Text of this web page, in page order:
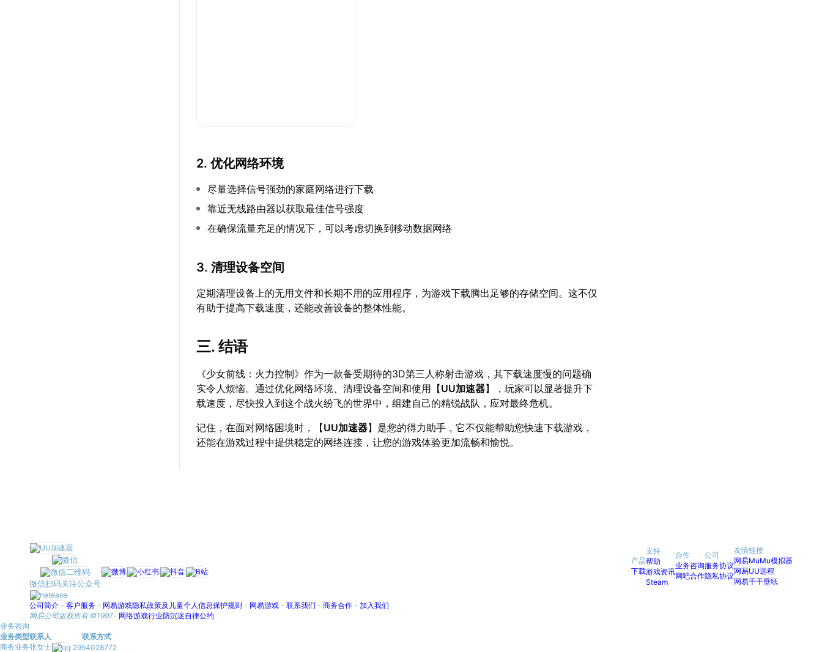
2. 优化网络环境
尽量选择信号强劲的家庭网络进行下载
靠近无线路由器以获取最佳信号强度
在确保流量充足的情况下，可以考虑切换到移动数据网络
3. 清理设备空间
定期清理设备上的无用文件和长期不用的应用程序，为游戏下载腾出足够的存储空间。这不仅
有助于提高下载速度，还能改善设备的整体性能。
三. 结语
《少女前线：火力控制》作为一款备受期待的3D第三人称射击游戏，其下载速度慢的问题确
实令人烦恼。通过优化网络环境、清理设备空间和使用【UU加速器】，玩家可以显著提升下
载速度，尽快投入到这个战火纷飞的世界中，组建自己的精锐战队，应对最终危机。
记住，在面对网络困境时，【UU加速器】是您的得力助手，它不仅能帮助您快速下载游戏，
还能在游戏过程中提供稳定的网络连接，让您的游戏体验更加流畅和愉悦。
微信扫码关注公众号
产品
下载
支持
帮助
游戏资讯
Steam
合作
业务咨询
网吧合作
公司
服务协议
隐私协议
友情链接
网易MuMu模拟器
网易UU远程
网易千千壁纸
公司简介- 客户服务- 网易游戏隐私政策及儿童个人信息保护规则 - 网易游戏- 联系我们 - 商务合作- 加入我们
网易公司版权所有 ©1997- 网络游戏行业防沉迷自律公约
业务咨询
业务类型联系人
联系方式
商务业务张女士 2954028772